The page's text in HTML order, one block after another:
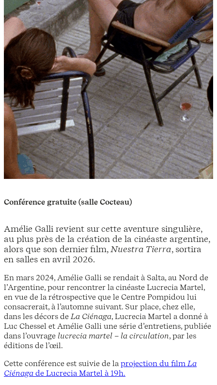
Conférence gratuite (salle Cocteau)
Amélie Galli revient sur cette aventure singulière,
au plus près de la création de la cinéaste argentine,
alors que son dernier film, Nuestra Tierra, sortira
en salles en avril 2026.
En mars 2024, Amélie Galli se rendait à Salta, au Nord de
l’Argentine, pour rencontrer la cinéaste Lucrecia Martel,
en vue de la rétrospective que le Centre Pompidou lui
consacrerait, à l’automne suivant. Sur place, chez elle,
dans les décors deLa Ciénaga, Lucrecia Martel a donné à
Luc Chessel et Amélie Galli une série d’entretiens, publiée
dans l’ouvrage lucrecia martel – la circulation, par les
éditions de l’œil.
Cette conférence est suivie de la projection du film La
Ciénaga de Lucrecia Martel à 19h.